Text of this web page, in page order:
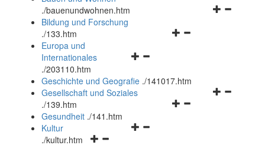
./bauenundwohnen.htm
Navigationsmenü
Bildung und Forschung
./133.htm
Navigationsmenü
und
schließen
Europa und
Internationales
./203110.htm
Geschichte und Geografie ./141017.htm
Navigationsmenü
Gesellschaft und Soziales
./139.htm
Navigationsmenü
Gesundheit ./141.htm
Navigationsmenü
Kultur
./kultur.htm